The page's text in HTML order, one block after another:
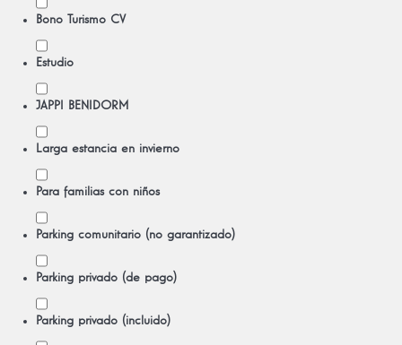
Bono Turismo CV
Estudio
JAPPI BENIDORM
Larga estancia en invierno
Para familias con niños
Parking comunitario (no garantizado)
Parking privado (de pago)
Parking privado (incluido)